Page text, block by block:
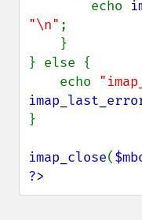
        echo
"\n" ;
} else {
    echo
}
imap_close(
?>